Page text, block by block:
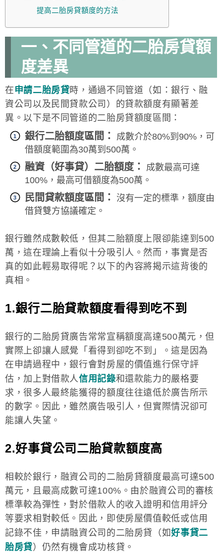
提高二胎房貸額度的方法
一、不同管道的二胎房貸額
度差異
在 申請二胎房貸時，通過不同管道（如：銀行、融
資公司以及民間貸款公司）的貸款額度有顯著差
異。以下是不同管道的二胎房貸額度區間：
銀行二胎額度區間：
成數介於80%到90%，可
借額度範圍為30萬到500萬。
融資（好事貸）二胎額度：
成數最高可達
100%，最高可借額度為500萬。
民間貸款額度區間：
沒有一定的標準，額度由
借貸雙方協議確定。
銀行雖然成數較低，但其二胎額度上限卻能達到500
萬，這在理論上看似十分吸引人。然而，事實是否
真的如此輕易取得呢？以下的內容將揭示這背後的
真相。
1.銀行二胎貸款額度看得到吃不到
銀行的二胎房貸廣告常常宣稱額度高達500萬元，但
實際上卻讓人感覺「看得到卻吃不到」。這是因為
在申請過程中，銀行會對房屋的價值進行保守評
估，加上對借款人信用記錄和還款能力的嚴格要
求，很多人最終能獲得的額度往往遠低於廣告所示
的數字。因此，雖然廣告吸引人，但實際情況卻可
能讓人失望。
2.好事貸公司二胎貸款額度高
相較於銀行，融資公司的二胎房貸額度最高可達500
萬元，且最高成數可達100%。由於融資公司的審核
標準較為彈性，對於借款人的收入證明和信用評分
等要求相對較低。因此，即使房屋價值較低或信用
記錄不佳，申請融資公司的二胎房貸（如好事貸二
胎房貸）仍然有機會成功核貸。